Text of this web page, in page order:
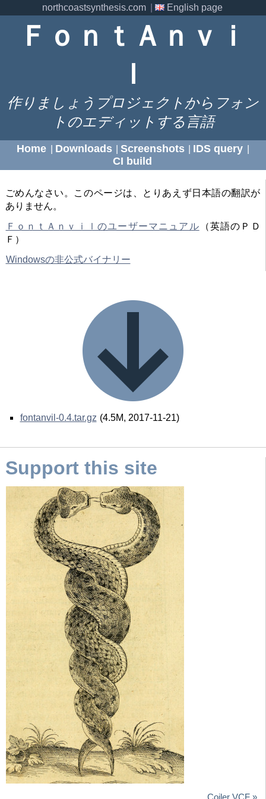
northcoastsynthesis.com English page
ＦｏｎｔＡｎｖｉ
ｌ
作りましょうプロジェクトからフォン
トのエディットする言語
Home Downloads Screenshots IDS query
CI build
ごめんなさい。このページは、とりあえず日本語の翻訳が
ありません。
ＦｏｎｔＡｎｖｉｌのユーザーマニュアル （英語のＰＤ
Ｆ）
Windowsの非公式バイナリー
fontanvil-0.4.tar.gz (4.5M, 2017-11-21)
Support this site